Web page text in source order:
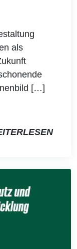
als
[…]